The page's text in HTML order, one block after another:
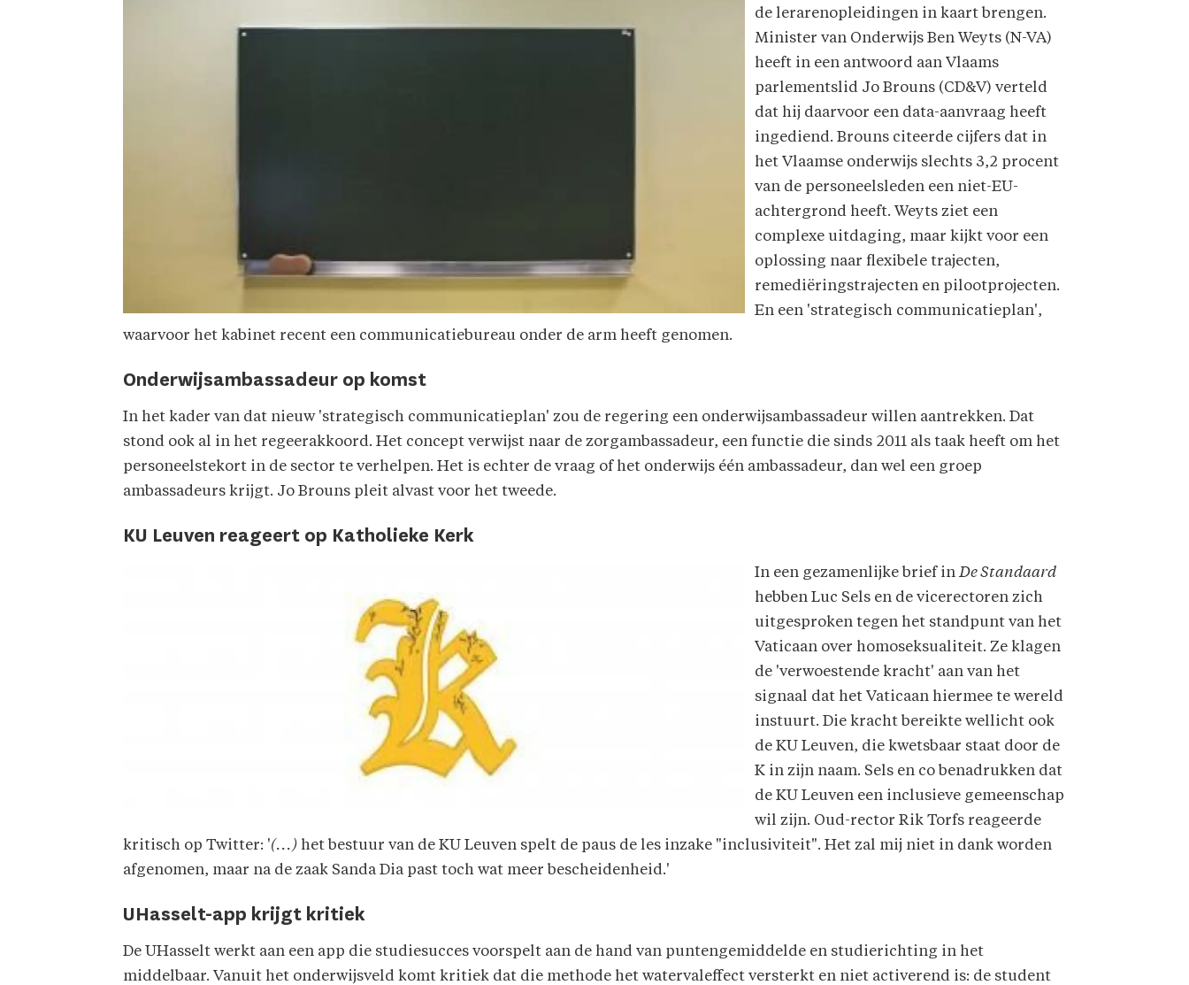
de lerarenopleidingen in kaart brengen.
Minister van Onderwijs Ben Weyts (N-VA)
heeft in een antwoord aan Vlaams
parlementslid Jo Brouns (CD&V) verteld
dat hij daarvoor een data-aanvraag heeft
ingediend. Brouns citeerde cijfers dat in
het Vlaamse onderwijs slechts 3,2 procent
van de personeelsleden een niet-EU-
achtergrond heeft. Weyts ziet een
complexe uitdaging, maar kijkt voor een
oplossing naar flexibele trajecten,
remediëringstrajecten en pilootprojecten.
En een 'strategisch communicatieplan',
waarvoor het kabinet recent een communicatiebureau onder de arm heeft genomen.
Onderwijsambassadeur op komst
In het kader van dat nieuw 'strategisch communicatieplan' zou de regering een onderwijsambassadeur willen aantrekken. Dat
stond ook al in het regeerakkoord. Het concept verwijst naar de zorgambassadeur, een functie die sinds 2011 als taak heeft om het
personeelstekort in de sector te verhelpen. Het is echter de vraag of het onderwijs één ambassadeur, dan wel een groep
ambassadeurs krijgt. Jo Brouns pleit alvast voor het tweede.
KU Leuven reageert op Katholieke Kerk
In een gezamenlijke brief inDe Standaard
hebben Luc Sels en de vicerectoren zich
uitgesproken tegen het standpunt van het
Vaticaan over homoseksualiteit. Ze klagen
de 'verwoestende kracht' aan van het
signaal dat het Vaticaan hiermee te wereld
instuurt. Die kracht bereikte wellicht ook
de KU Leuven, die kwetsbaar staat door de
K in zijn naam. Sels en co benadrukken dat
de KU Leuven een inclusieve gemeenschap
wil zijn. Oud-rector Rik Torfs reageerde
kritisch op Twitter: '(...) het bestuur van de KU Leuven spelt de paus de les inzake "inclusiviteit". Het zal mij niet in dank worden
afgenomen, maar na de zaak Sanda Dia past toch wat meer bescheidenheid.'
UHasselt-app krijgt kritiek
De UHasselt werkt aan een app die studiesucces voorspelt aan de hand van puntengemiddelde en studierichting in het
middelbaar. Vanuit het onderwijsveld komt kritiek dat die methode het watervaleffect versterkt en niet activerend is: de student